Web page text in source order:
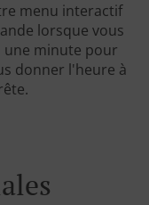
menu interactif
lorsque vous
une minute pour
donner l'heure à